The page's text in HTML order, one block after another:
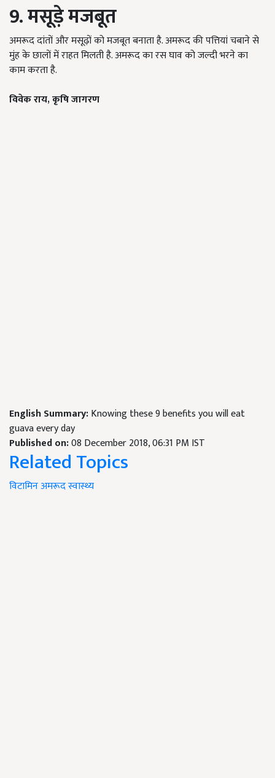
9. मसूड़े मजबूत
अमरूद दांतों और मसूढ़ों को मजबूत बनाता है. अमरूद की पत्तियां चबाने से
मुंह के छालों में राहत मिलती है. अमरूद का रस घाव को जल्दी भरने का
काम करता है.
विवेक राय,कृषि जागरण
English Summary:Knowing these 9 benefits you will eat
guava every day
Published on:08 December 2018, 06:31 PM IST
Related Topics
विटामिनअमरूदस्वास्थ्य